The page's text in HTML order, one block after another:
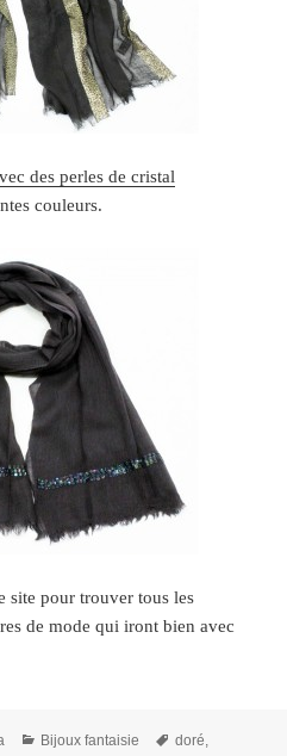
des perles de cristal
couleurs.
site pour trouver tous les
de mode qui iront bien avec
Catégories
Bijoux fantaisie
Mots-
doré,